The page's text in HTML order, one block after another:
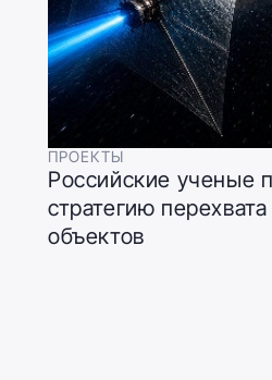
ПРОЕКТЫ
Российские ученые
стратегию
объектов